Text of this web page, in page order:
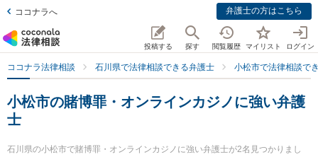
ココナラへ 弁護士の方はこちら
投稿する 探す 閲覧履歴 マイリスト ログイン
ココナラ法律相談 石川県で法律相談できる弁護士 小松市で法律相談で
小松市の賭博罪・オンラインカジノに強い弁護
士
石川県の小松市で賭博罪・オンラインカジノに強い弁護士が2名見つかりまし